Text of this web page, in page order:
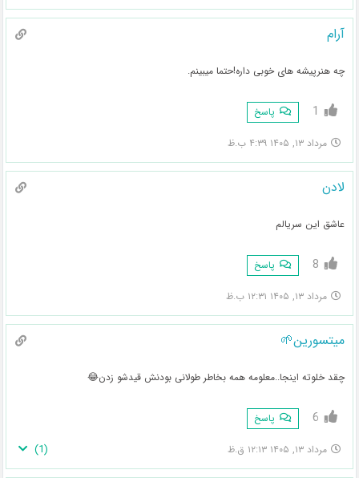
آرام
چه هنرپیشه های خوبی داره!حتما میبینم.
1 پاسخ
مرداد ۱۳, ۱۴۰۵ ۴:۳۹ ب.ظ
لادن
عاشق این سریالم
8 پاسخ
مرداد ۱۳, ۱۴۰۵ ۱۲:۳۱ ب.ظ
میتسورین🌱
چقد خلوته اینجا..معلومه همه بخاطر طولانی بودنش قیدشو زدن😂
6 پاسخ
مرداد ۱۳, ۱۴۰۵ ۱۲:۱۳ ق.ظ (
1
)